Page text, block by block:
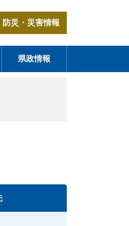
防災・災害情報
県政情報